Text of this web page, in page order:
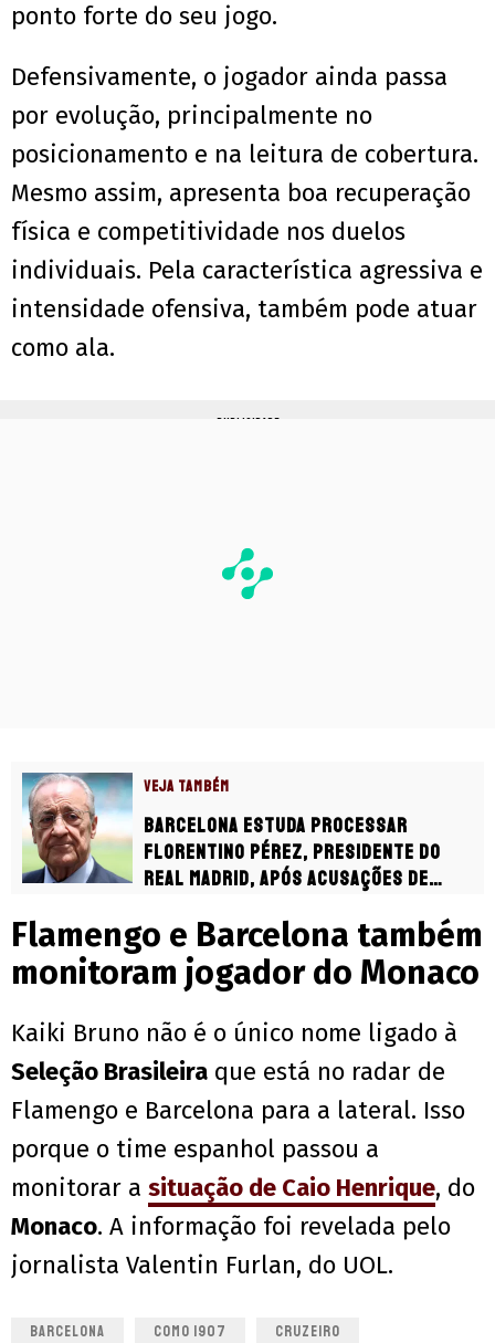
ponto forte do seu jogo.
Defensivamente, o jogador ainda passa
por evolução, principalmente no
posicionamento e na leitura de cobertura.
Mesmo assim, apresenta boa recuperação
física e competitividade nos duelos
individuais. Pela característica agressiva e
intensidade ofensiva, também pode atuar
como ala.
PUBLICIDADE
VEJA TAMBÉM
Barcelona estuda processar
Florentino Pérez, presidente do
Real Madrid, após acusações de
Flamengo e Barcelona também
monitoram jogador do Monaco
Kaiki Bruno não é o único nome ligado à
Seleção Brasileira que está no radar de
Flamengo e Barcelona para a lateral. Isso
porque o time espanhol passou a
monitorar a situação de Caio Henrique, do
Monaco. A informação foi revelada pelo
jornalista Valentin Furlan, do UOL.
BARCELONA COMO 1907 CRUZEIRO